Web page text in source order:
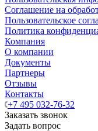
Соглашение на
Пользовательское
Политика
Компания
О компании
Документы
Партнеры
Отзывы
Контакты
+7 495 032-76-32
Заказать звонок
Задать вопрос